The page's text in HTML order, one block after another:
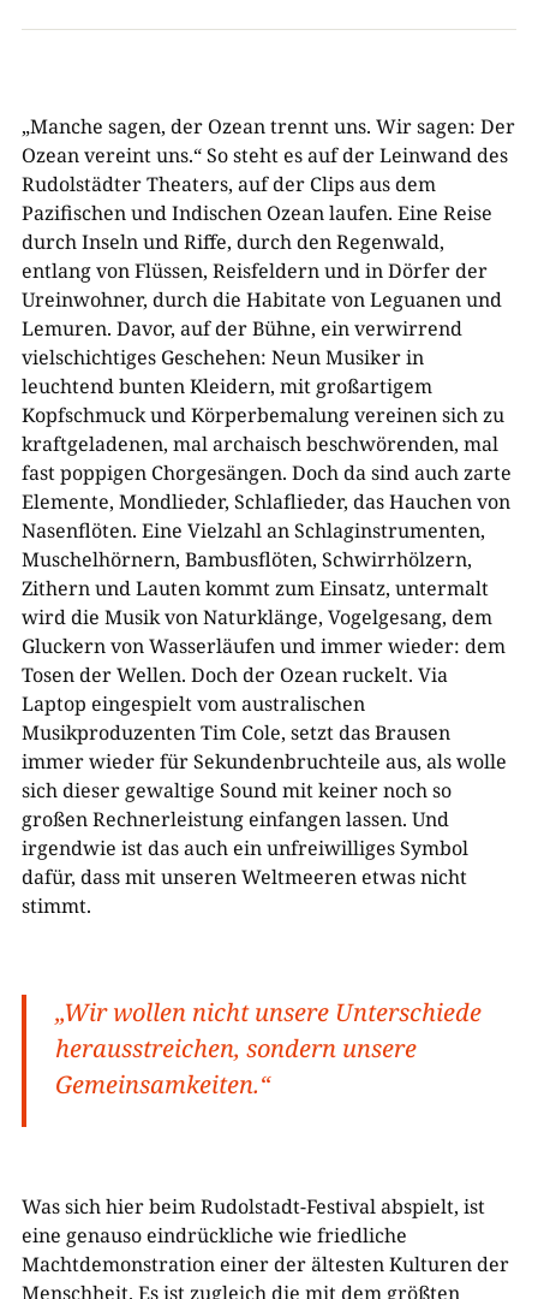
„Manche sagen, der Ozean trennt uns. Wir sagen: Der
Ozean vereint uns.“ So steht es auf der Leinwand des
Rudolstädter Theaters, auf der Clips aus dem
Pazifischen und Indischen Ozean laufen. Eine Reise
durch Inseln und Riffe, durch den Regenwald,
entlang von Flüssen, Reisfeldern und in Dörfer der
Ureinwohner, durch die Habitate von Leguanen und
Lemuren. Davor, auf der Bühne, ein verwirrend
vielschichtiges Geschehen: Neun Musiker in
leuchtend bunten Kleidern, mit großartigem
Kopfschmuck und Körperbemalung vereinen sich zu
kraftgeladenen, mal archaisch beschwörenden, mal
fast poppigen Chorgesängen. Doch da sind auch zarte
Elemente, Mondlieder, Schlaflieder, das Hauchen von
Nasenflöten. Eine Vielzahl an Schlaginstrumenten,
Muschelhörnern, Bambusflöten, Schwirrhölzern,
Zithern und Lauten kommt zum Einsatz, untermalt
wird die Musik von Naturklänge, Vogelgesang, dem
Gluckern von Wasserläufen und immer wieder: dem
Tosen der Wellen. Doch der Ozean ruckelt. Via
Laptop eingespielt vom australischen
Musikproduzenten Tim Cole, setzt das Brausen
immer wieder für Sekundenbruchteile aus, als wolle
sich dieser gewaltige Sound mit keiner noch so
großen Rechnerleistung einfangen lassen. Und
irgendwie ist das auch ein unfreiwilliges Symbol
dafür, dass mit unseren Weltmeeren etwas nicht
stimmt.
„Wir wollen nicht unsere Unterschiede
herausstreichen, sondern unsere
Gemeinsamkeiten.“
Was sich hier beim Rudolstadt-Festival abspielt, ist
eine genauso eindrückliche wie friedliche
Machtdemonstration einer der ältesten Kulturen der
Menschheit. Es ist zugleich die mit dem größten